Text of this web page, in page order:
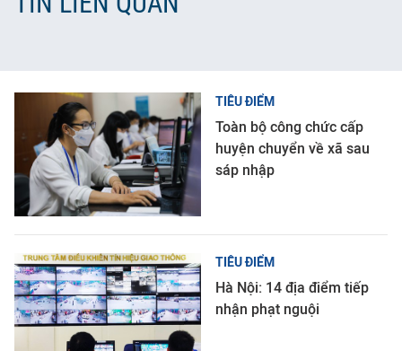
TIÊU ĐIỂM
Toàn bộ công chức cấp
huyện chuyển về xã sau
sáp nhập
TIÊU ĐIỂM
Hà Nội: 14 địa điểm tiếp
nhận phạt nguội